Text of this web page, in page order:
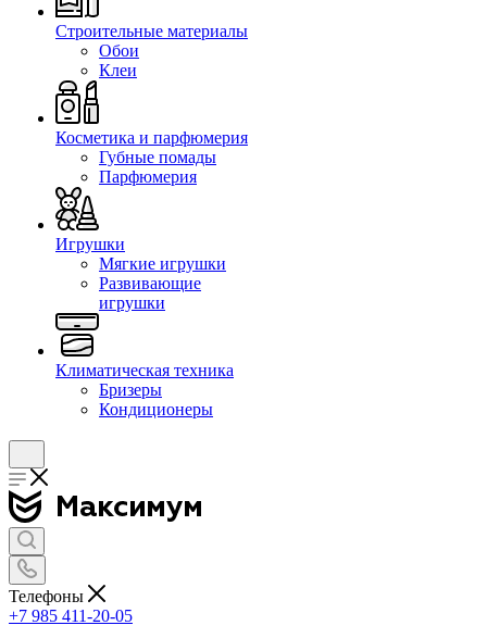
Строительные материалы
Обои
Клеи
Косметика и парфюмерия
Губные помады
Парфюмерия
Игрушки
Мягкие игрушки
Развивающие
игрушки
Климатическая техника
Бризеры
Кондиционеры
Телефоны
+7 985 411-20-05